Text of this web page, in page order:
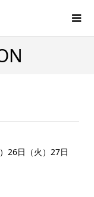
26日（火）27日